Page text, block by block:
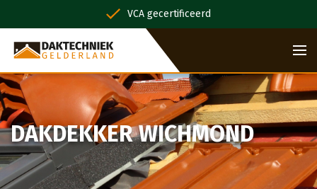
VCA gecertificeerd
DAKDEKKER WICHMOND